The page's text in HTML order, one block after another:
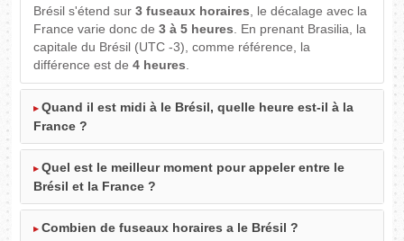
Brésil s'étend sur3 fuseaux horaires, le décalage avec la
France varie donc de3 à 5 heures. En prenant Brasilia, la
capitale du Brésil (UTC -3), comme référence, la
différence est de4 heures.
Quand il est midi à le Brésil, quelle heure est-il à la
France ?
Quel est le meilleur moment pour appeler entre le
Brésil et la France ?
Combien de fuseaux horaires a le Brésil ?